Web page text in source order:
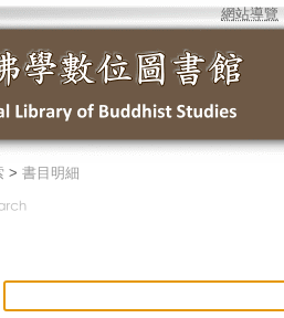
網站導覽
> 書目明細